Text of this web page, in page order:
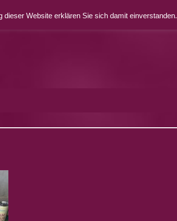
Website erklären Sie sich damit einverstanden.